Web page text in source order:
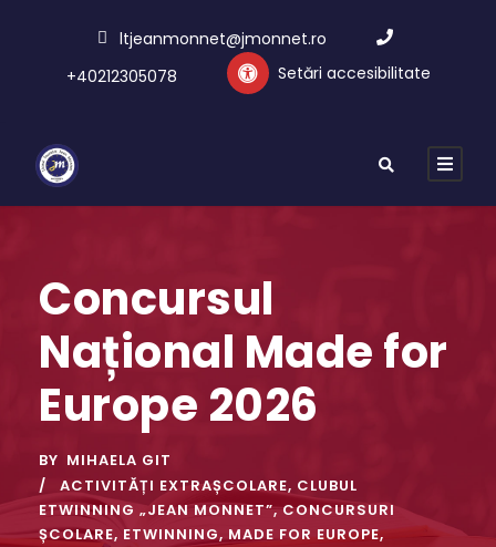
ltjeanmonnet@jmonnet.ro
+40212305078
Setări accesibilitate
Concursul
Național Made for
Europe 2026
BY MIHAELA GIT
ACTIVITĂȚI EXTRAȘCOLARE, CLUBUL
ETWINNING „JEAN MONNET”, CONCURSURI
ȘCOLARE, ETWINNING, MADE FOR EUROPE,